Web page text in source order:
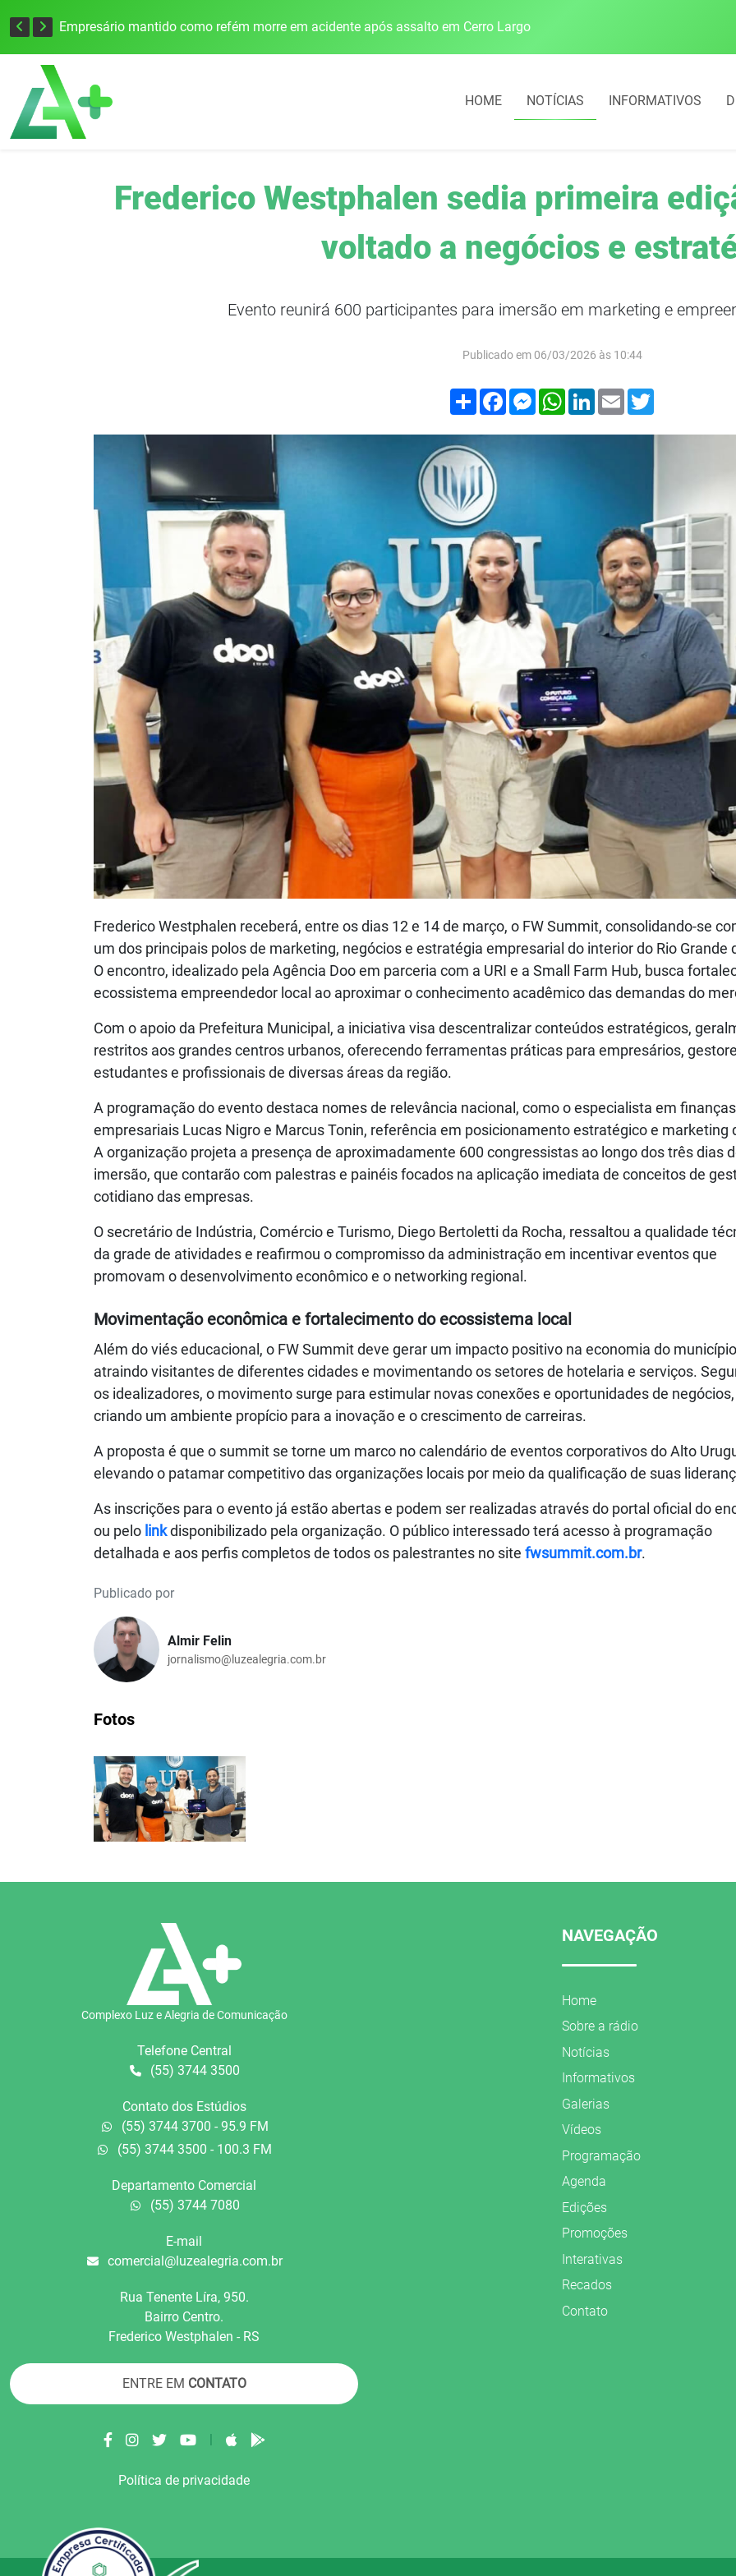
Empresário mantido como refém morre em acidente após assalto em Cerro Largo Cobrança do
HOME NOTÍCIAS INFORMATIVOS
Frederico Westphalen sedia primeira
voltado a negócios e
Evento reunirá 600 participantes para imersão em marketing e
Publicado em 06/03/2026 às 10:44
Compartilhar
FacebookMessenger
WhatsApp
LinkedIn
Email
Frederico Westphalen receberá, entre os dias 12 e 14 de março, o FW Summit, consolidando-se
um dos principais polos de marketing, negócios e estratégia empresarial do interior do Rio Grande
O encontro, idealizado pela Agência Doo em parceria com a URI e a Small Farm Hub, busca
ecossistema empreendedor local ao aproximar o conhecimento acadêmico das demandas do
Com o apoio da Prefeitura Municipal, a iniciativa visa descentralizar conteúdos estratégicos,
restritos aos grandes centros urbanos, oferecendo ferramentas práticas para empresários,
estudantes e profissionais de diversas áreas da região.
A programação do evento destaca nomes de relevância nacional, como o especialista em finanças
empresariais Lucas Nigro e Marcus Tonin, referência em posicionamento estratégico e marketing
A organização projeta a presença de aproximadamente 600 congressistas ao longo dos três dias
imersão, que contarão com palestras e painéis focados na aplicação imediata de conceitos de
cotidiano das empresas.
O secretário de Indústria, Comércio e Turismo, Diego Bertoletti da Rocha, ressaltou a qualidade
da grade de atividades e reafirmou o compromisso da administração em incentivar eventos que
promovam o desenvolvimento econômico e o networking regional.
Movimentação econômica e fortalecimento do ecossistema local
Além do viés educacional, o FW Summit deve gerar um impacto positivo na economia do
atraindo visitantes de diferentes cidades e movimentando os setores de hotelaria e serviços.
os idealizadores, o movimento surge para estimular novas conexões e oportunidades de negócios,
criando um ambiente propício para a inovação e o crescimento de carreiras.
A proposta é que o summit se torne um marco no calendário de eventos corporativos do Alto
elevando o patamar competitivo das organizações locais por meio da qualificação de suas
As inscrições para o evento já estão abertas e podem ser realizadas através do portal oficial do
ou pelo linkdisponibilizado pela organização. O público interessado terá acesso à programação
detalhada e aos perfis completos de todos os palestrantes no site fwsummit.com.br.
Publicado por
Almir Felin
jornalismo@luzealegria.com.br
Fotos
Complexo Luz e Alegria de Comunicação
Telefone Central
(55) 3744 3500
Contato dos Estúdios
(55) 3744 3700 - 95.9 FM
(55) 3744 3500 - 100.3 FM
Departamento Comercial
(55) 3744 7080
E-mail
comercial@luzealegria.com.br
Rua Tenente Líra, 950.
Bairro Centro.
Frederico Westphalen - RS
ENTRE EM CONTATO
|
Política de privacidade
NAVEGAÇÃO
Home
Sobre a rádio
Notícias
Informativos
Galerias
Vídeos
Programação
Agenda
Edições
Promoções
Interativas
Recados
Contato